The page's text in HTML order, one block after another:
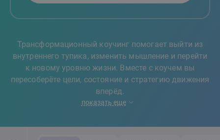
Трансформационный коучинг помогает выйти из
внутреннего тупика, изменить мышление и перейти
к новому уровню жизни. Вместе с коучем вы
пересоберёте цели, состояние и стратегию движения
вперёд.
показать еще